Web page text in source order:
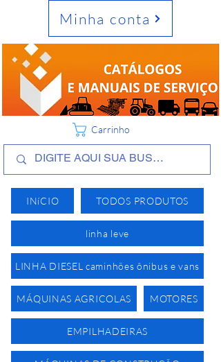
INíCIO TODOS PRODUTOS
linha leve
LINHA DIESEL caminhões ônibus e vans
MÁQUINAS AGRICOLAS MOTORES
EMPILHADEIRAS
Minha conta
Carrinho